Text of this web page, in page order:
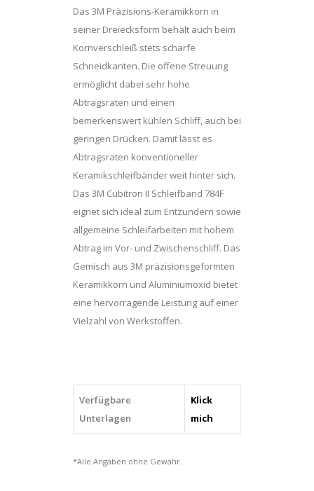
Das 3M Präzisions-Keramikkorn in
seiner Dreiecksform behält auch beim
Kornverschleiß stets scharfe
Schneidkanten. Die offene Streuung
ermöglicht dabei sehr hohe
Abtragsraten und einen
bemerkenswert kühlen Schliff, auch bei
geringen Drücken. Damit lässt es
Abtragsraten konventioneller
Keramikschleifbänder weit hinter sich.
Das 3M Cubitron II Schleifband 784F
eignet sich ideal zum Entzundern sowie
allgemeine Schleifarbeiten mit hohem
Abtrag im Vor- und Zwischenschliff. Das
Gemisch aus 3M präzisionsgeformten
Keramikkorn und Aluminiumoxid bietet
eine hervorragende Leistung auf einer
Vielzahl von Werkstoffen.
Verfügbare
Unterlagen
Klick
mich
*Alle Angaben ohne Gewähr.